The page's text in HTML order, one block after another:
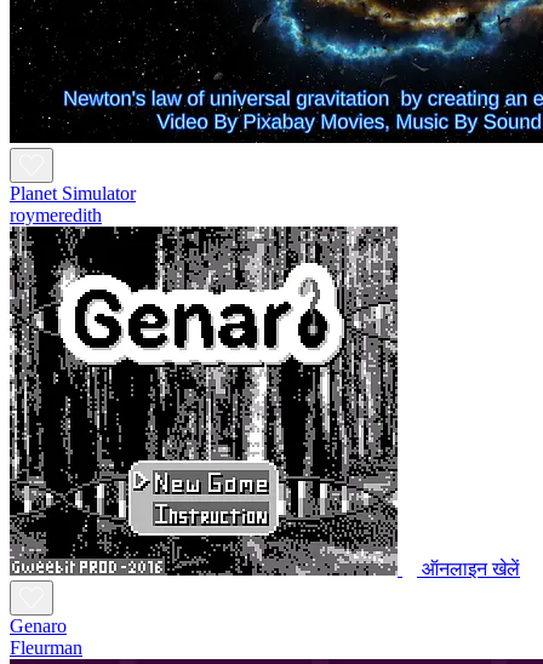
Planet Simulator
roymeredith
ऑनलाइन खेलें
Genaro
Fleurman